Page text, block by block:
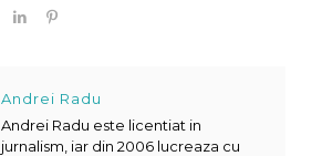
Andrei Radu
Andrei Radu este licentiat in
jurnalism, iar din 2006 lucreaza cu